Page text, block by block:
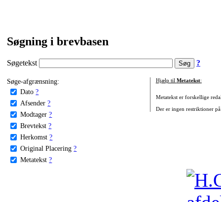
Søgning i brevbasen
Søgetekst ?
Søge-afgrænsning:
Dato ?
Afsender ?
Modtager ?
Brevtekst ?
Herkomst ?
Original Placering ?
Metatekst ?
Hjælp til Metatekst:
Metatekst er forskellige
Der er ingen restriktioner